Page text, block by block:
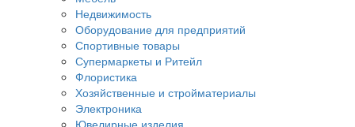
Недвижимость
Оборудование для предприятий
Спортивные товары
Супермаркеты и Ритейл
Флористика
Хозяйственные и стройматериалы
Электроника
Ювелирные изделия